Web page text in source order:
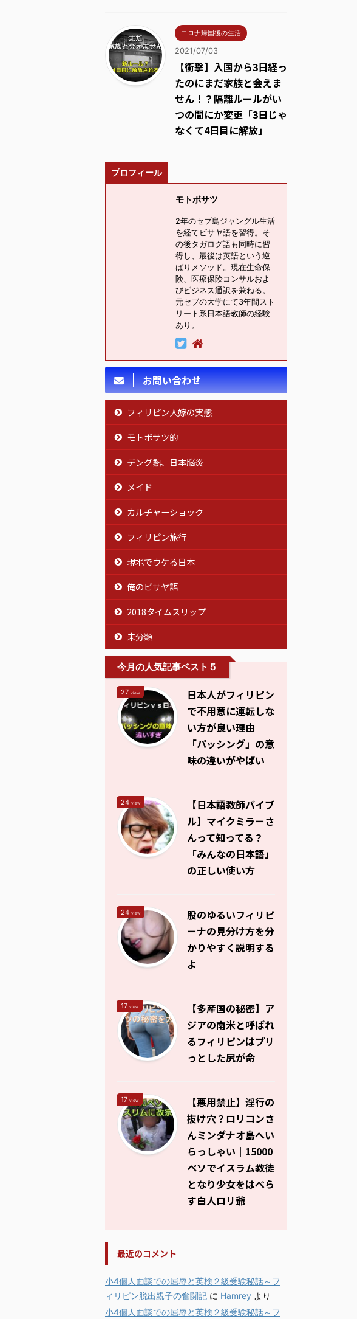
コロナ帰国後の生活
2021/07/03
【衝撃】入国から3日経っ
たのにまだ家族と会えま
せん！？隔離ルールがい
つの間にか変更「3日じゃ
なくて4日目に解放」
プロフィール
モトボサツ
2年のセブ島ジャングル生活
を経てビサヤ語を習得。そ
の後タガログ語も同時に習
得し、最後は英語という逆
ばりメソッド。現在生命保
険、医療保険コンサルおよ
びビジネス通訳を兼ねる。
元セブの大学にて3年間スト
リート系日本語教師の経験
あり。
お問い合わせ
フィリピン人嫁の実態
モトボサツ的
デング熱、日本脳炎
メイド
カルチャーショック
フィリピン旅行
現地でウケる日本
俺のビサヤ語
2018タイムスリップ
未分類
今月の人気記事ベスト５
27 view
日本人がフィリピン
で不用意に運転しな
い方が良い理由｜
「パッシング」の意
味の違いがやばい
24 view
【日本語教師バイブ
ル】マイクミラーさ
んって知ってる？
「みんなの日本語」
の正しい使い方
24 view
股のゆるいフィリピ
ーナの見分け方を分
かりやすく説明する
よ
17 view
【多産国の秘密】ア
ジアの南米と呼ばれ
るフィリピンはプリ
っとした尻が命
17 view
【悪用禁止】淫行の
抜け穴？ロリコンさ
んミンダナオ島へい
らっしゃい｜15000
ペソでイスラム教徒
となり少女をはべら
す白人ロリ爺
最近のコメント
小4個人面談での屈辱と英検２級受験秘話～フ
ィリピン脱出親子の奮闘記 に Hamrey より
小4個人面談での屈辱と英検２級受験秘話～フ